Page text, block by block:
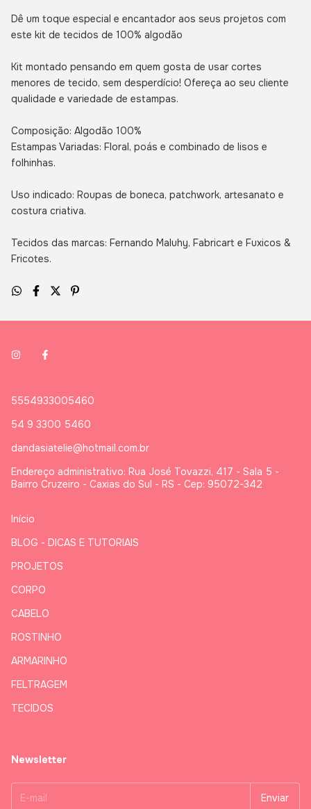
Dê um toque especial e encantador aos seus projetos com
este kit de tecidos de 100% algodão
Kit montado pensando em quem gosta de usar cortes
menores de tecido, sem desperdício! Ofereça ao seu cliente
qualidade e variedade de estampas.
Composição: Algodão 100%
Estampas Variadas: Floral, poás e combinado de lisos e
folhinhas.
Uso indicado: Roupas de boneca, patchwork, artesanato e
costura criativa.
Tecidos das marcas: Fernando Maluhy, Fabricart e Fuxicos &
Fricotes.
5554933005460
54 9 3300 5460
dandasiatelie@hotmail.com.br
Endereço administrativo: Rua José Tovazzi, 417 - Sala 5 -
Bairro Cruzeiro - Caxias do Sul - RS - Cep: 95072-342
Início
BLOG - DICAS E TUTORIAIS
PROJETOS
CORPO
CABELO
ROSTINHO
ARMARINHO
FELTRAGEM
TECIDOS
Newsletter